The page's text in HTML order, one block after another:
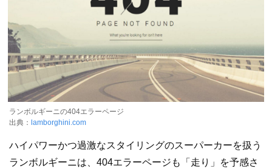
ランボルギーニの404エラーページ
出典： lamborghini.com
ハイパワーかつ過激なスタイリングのスーパーカーを扱う
ランボルギーニは、404エラーページも「走り」を予感さ